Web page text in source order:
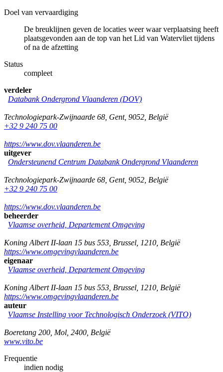
Doel van vervaardiging
De breuklijnen geven de locaties weer waar verplaatsing heeft
plaatsgevonden aan de top van het Lid van Watervliet tijdens
of na de afzetting
Status
compleet
verdeler
Databank Ondergrond Vlaanderen (DOV)
Technologiepark-Zwijnaarde 68 Gent, 9052 België
+32 9 240 75 00
https://www.dov.vlaanderen.be
uitgever
Ondersteunend Centrum Databank Ondergrond Vlaanderen
Technologiepark-Zwijnaarde 68 Gent, 9052 België
+32 9 240 75 00
https://www.dov.vlaanderen.be
beheerder
Vlaamse overheid, Departement Omgeving
Koning Albert II-laan 15 bus 553 Brussel 1210 België
https://www.omgevingvlaanderen.be
eigenaar
Vlaamse overheid, Departement Omgeving
Koning Albert II-laan 15 bus 553 Brussel 1210 België
https://www.omgevingvlaanderen.be
auteur
Vlaamse Instelling voor Technologisch Onderzoek (VITO)
Boeretang 200 Mol 2400 België
www.vito.be
Frequentie
indien nodig